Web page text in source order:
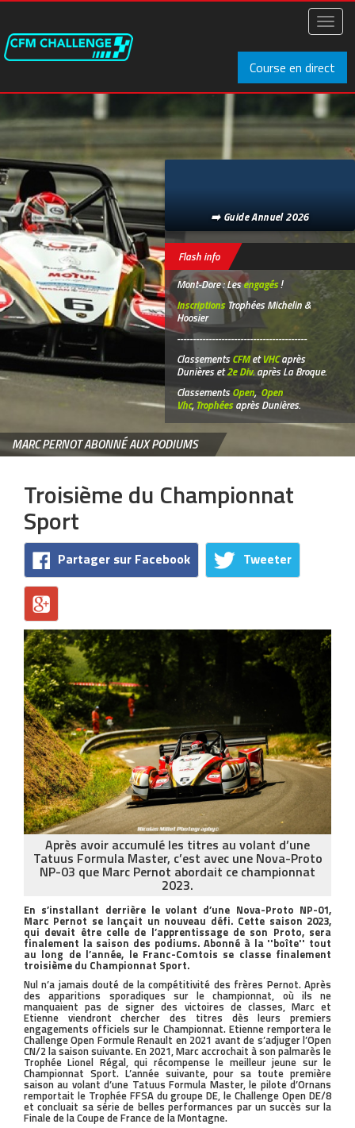
Aller
principal
Course en direct
➡️ Guide Annuel 2026
Flash info
Mont-Dore : Lesengagés!
InscriptionsTrophées Michelin &
Hoosier
-----------------------------------------
ClassementsCFMetVHCaprès
Dunières et2e Div.après La Broque.
ClassementsOpen, Open
Vhc, Trophéesaprès Dunières.
MARC PERNOT ABONNÉ AUX PODIUMS
Troisième du Championnat
Sport
Partager sur Facebook Tweeter
Après avoir accumulé les titres au volant d’une
Tatuus Formula Master, c’est avec une Nova-Proto
NP-03 que Marc Pernot abordait ce championnat
2023.
En s’installant derrière le volant d’une Nova-Proto NP-01,
Marc Pernot se lançait un nouveau défi. Cette saison 2023,
qui devait être celle de l’apprentissage de son Proto, sera
finalement la saison des podiums. Abonné à la ''boîte'' tout
au long de l’année, le Franc-Comtois se classe finalement
troisième du Championnat Sport.
Nul n’a jamais douté de la compétitivité des frères Pernot. Après
des apparitions sporadiques sur le championnat, où ils ne
manquaient pas de signer des victoires de classes, Marc et
Etienne viendront chercher des titres dès leurs premiers
engagements officiels sur le Championnat. Etienne remportera le
Challenge Open Formule Renault en 2021 avant de s’adjuger l’Open
CN/2 la saison suivante. En 2021, Marc accrochait à son palmarès le
Trophée Lionel Régal, qui récompense le meilleur jeune sur le
Championnat Sport. L’année suivante, pour sa toute première
saison au volant d’une Tatuus Formula Master, le pilote d’Ornans
remportait le Trophée FFSA du groupe DE, le Challenge Open DE/8
et concluait sa série de belles performances par un succès sur la
Finale de la Coupe de France de la Montagne.